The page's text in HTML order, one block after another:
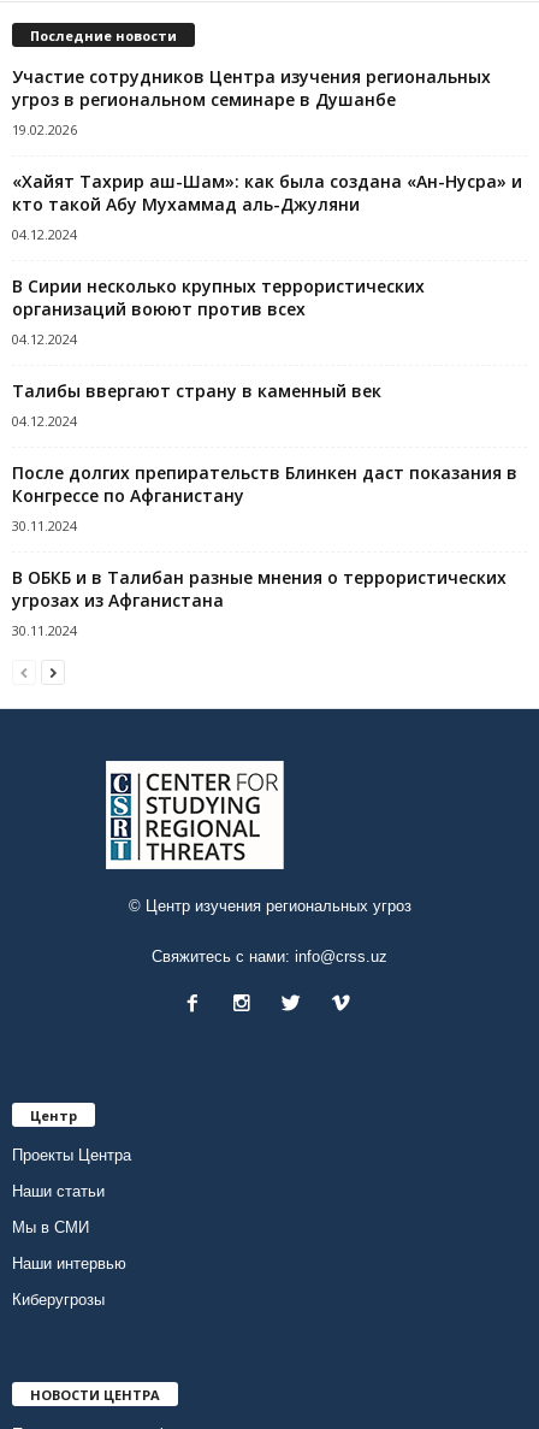
Последние новости
Участие сотрудников Центра изучения региональных
угроз в региональном семинаре в Душанбе
19.02.2026
«Хайят Тахрир аш-Шам»: как была создана «Ан-Нусра» и
кто такой Абу Мухаммад аль-Джуляни
04.12.2024
В Сирии несколько крупных террористических
организаций воюют против всех
04.12.2024
Талибы ввергают страну в каменный век
04.12.2024
После долгих препирательств Блинкен даст показания в
Конгрессе по Афганистану
30.11.2024
В ОБКБ и в Талибан разные мнения о террористических
угрозах из Афганистана
30.11.2024
© Центр изучения региональных угроз
Свяжитесь с нами: info@crss.uz
Центр
Проекты Центра
Наши статьи
Мы в СМИ
Наши интервью
Киберугрозы
НОВОСТИ ЦЕНТРА